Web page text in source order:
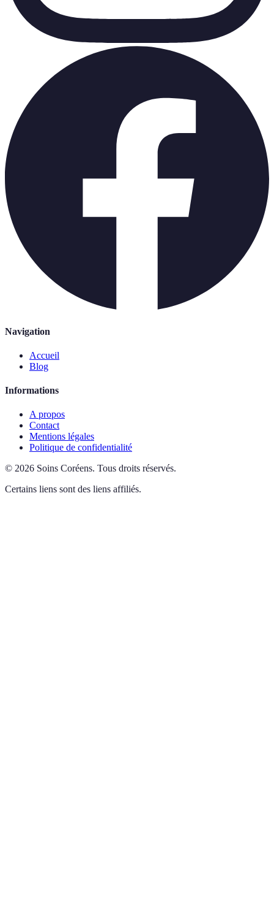
Navigation
Accueil
Blog
Informations
A propos
Contact
Mentions légales
Politique de confidentialité
© 2026 Soins Coréens. Tous droits réservés.
Certains liens sont des liens affiliés.